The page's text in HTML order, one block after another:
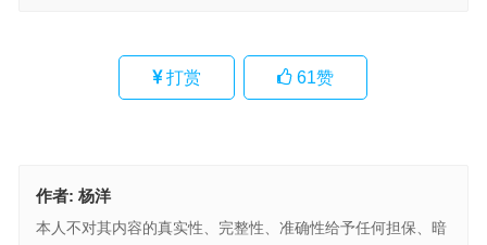
打赏 61赞
作者: 杨洋
本人不对其内容的真实性、完整性、准确性给予任何担保、暗